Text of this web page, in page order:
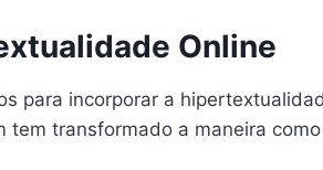
Online
para incorporar a
transformado a maneira